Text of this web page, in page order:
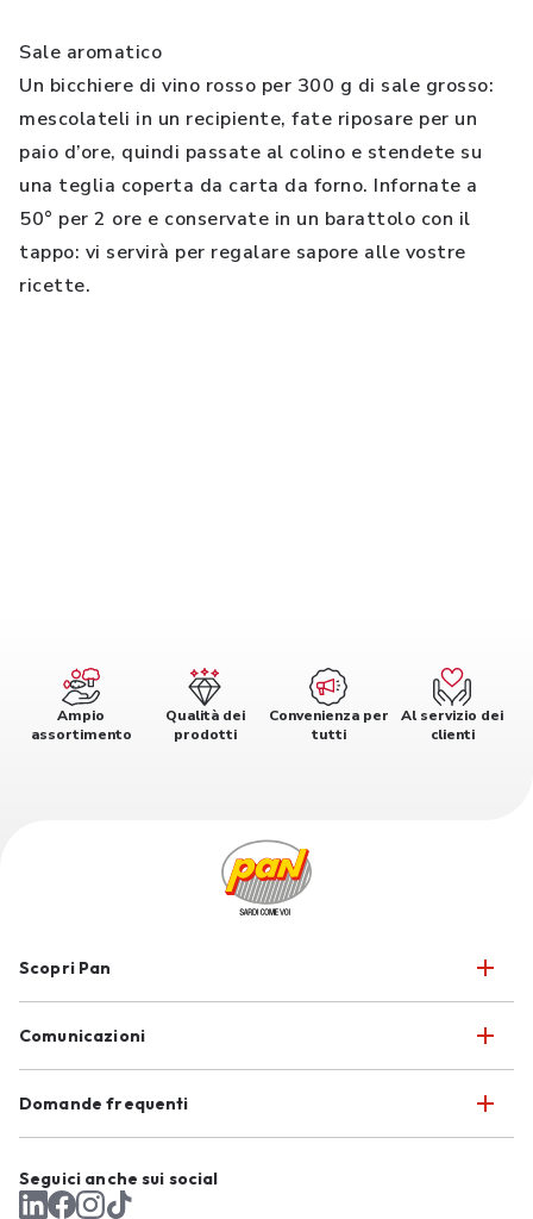
Sale aromatico
Un bicchiere di vino rosso per 300 g di sale grosso:
mescolateli in un recipiente, fate riposare per un
paio d’ore, quindi passate al colino e stendete su
una teglia coperta da carta da forno. Infornate a
50° per 2 ore e conservate in un barattolo con il
tappo: vi servirà per regalare sapore alle vostre
ricette.
Ampio
assortimento
Qualità dei
prodotti
Convenienza per
tutti
Al servizio dei
clienti
Scopri Pan
Comunicazioni
Domande frequenti
Seguici anche sui social